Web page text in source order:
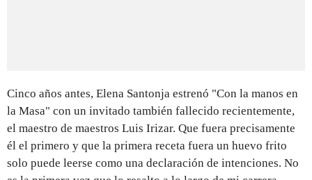
Cinco años antes, Elena Santonja estrenó "Con la manos en
la Masa" con un invitado también fallecido recientemente,
el maestro de maestros Luis Irizar. Que fuera precisamente
él el primero y que la primera receta fuera un huevo frito
solo puede leerse como una declaración de intenciones. No